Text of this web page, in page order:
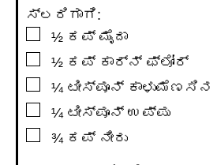
ಸ್ಲರಿಗಾಗಿ:
▢½ ಕಪ್ ಮೈದಾ
▢½ ಕಪ್ ಕಾರ್ನ್ ಫ್ಲೋರ್
▢¼ ಟೀಸ್ಪೂನ್ ಕಾಳುಮೆಣಸಿನ
▢¼ ಟೀಸ್ಪೂನ್ ಉಪ್ಪು
▢¾ ಕಪ್ ನೀರು